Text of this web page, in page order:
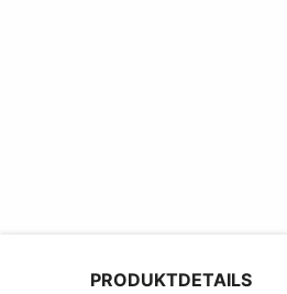
PRODUKTDETAILS